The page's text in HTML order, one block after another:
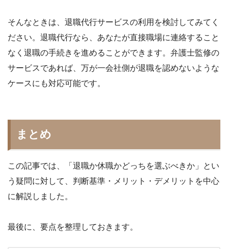
そんなときは、退職代行サービスの利用を検討してみてく
ださい。退職代行なら、あなたが直接職場に連絡すること
なく退職の手続きを進めることができます。弁護士監修の
サービスであれば、万が一会社側が退職を認めないような
ケースにも対応可能です。
まとめ
この記事では、「退職か休職かどっちを選ぶべきか」とい
う疑問に対して、判断基準・メリット・デメリットを中心
に解説しました。
最後に、要点を整理しておきます。